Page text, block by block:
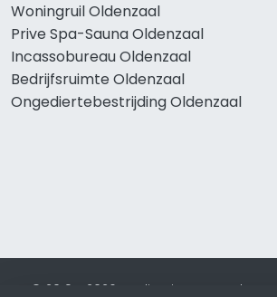
Woningruil Oldenzaal
Prive Spa-Sauna Oldenzaal
Incassobureau Oldenzaal
Bedrijfsruimte Oldenzaal
Ongediertebestrijding Oldenzaal
© 2019 - 2026 Realisatie en SEO door